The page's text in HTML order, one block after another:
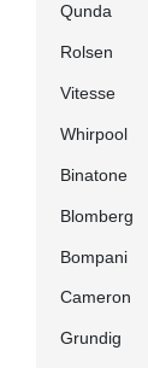
Qunda
Rolsen
Vitesse
Whirpool
Binatone
Blomberg
Bompani
Cameron
Grundig